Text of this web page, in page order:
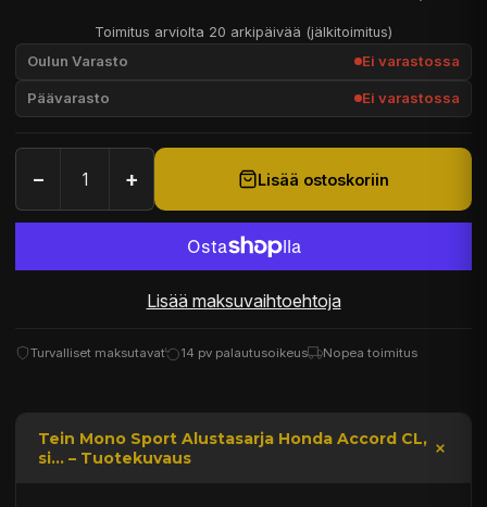
Toimitus arviolta 20 arkipäivää (jälkitoimitus)
Oulun Varasto Ei varastossa
Päävarasto Ei varastossa
− + Lisää ostoskoriin
Lisää maksuvaihtoehtoja
Turvalliset maksutavat 14 pv palautusoikeus Nopea toimitus
Tein Mono Sport Alustasarja Honda Accord CL,
si... – Tuotekuvaus